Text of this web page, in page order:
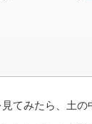
てみたら、土の